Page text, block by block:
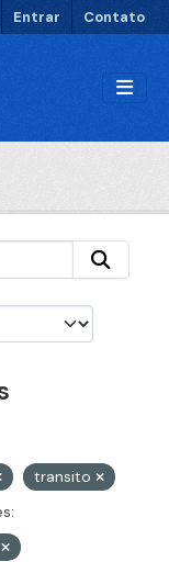
Entrar Contato
transito